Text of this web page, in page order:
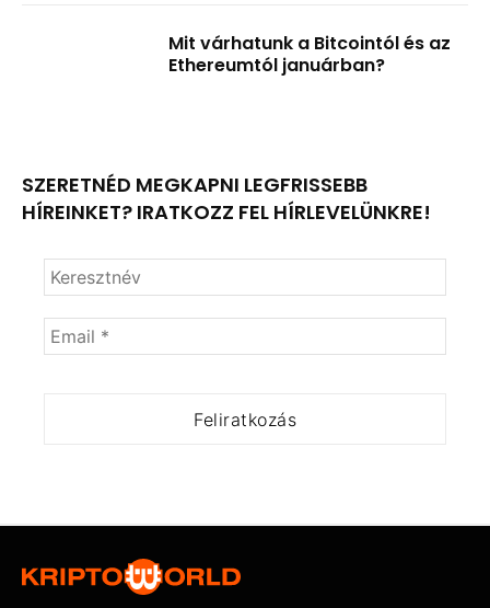
Mit várhatunk a Bitcointól és az
Ethereumtól januárban?
SZERETNÉD MEGKAPNI LEGFRISSEBB
HÍREINKET? IRATKOZZ FEL HÍRLEVELÜNKRE!